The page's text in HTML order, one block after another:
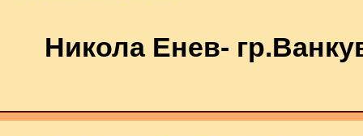
Никола Енев-